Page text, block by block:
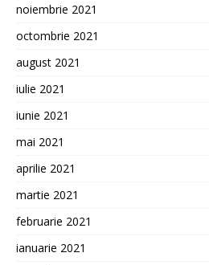
noiembrie 2021
octombrie 2021
august 2021
iulie 2021
iunie 2021
mai 2021
aprilie 2021
martie 2021
februarie 2021
ianuarie 2021